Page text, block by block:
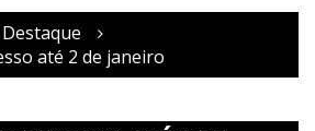
Destaque
até 2 de janeiro